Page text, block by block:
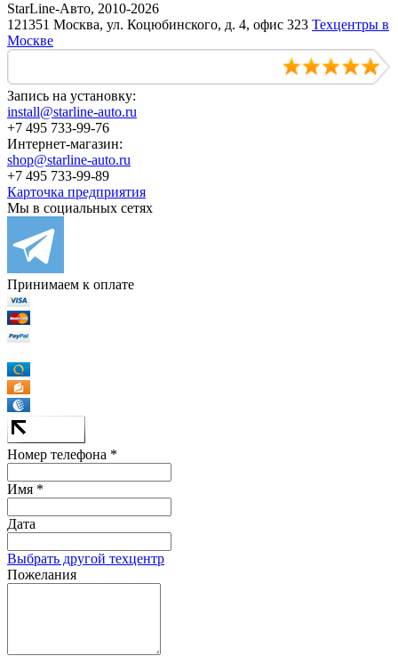
StarLine-Авто, 2010-2026
121351 Москва, ул. Коцюбинского, д. 4, офис 323 Техцентры в
Москве
Запись на установку:
install@starline-auto.ru
+7 495 733-99-76
Интернет-магазин:
shop@starline-auto.ru
+7 495 733-99-89
Карточка предприятия
Мы в социальных сетях
Принимаем к оплате
Номер телефона *
Имя *
Дата
Выбрать другой техцентр
Пожелания